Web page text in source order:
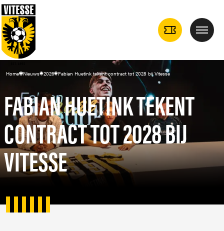
TICKETS
Menu
Home Nieuws 2026 Fabian Huetink tekent contract tot 2028 bij Vitesse
FABIAN HUETINK TEKENT
CONTRACT TOT 2028 BIJ
VITESSE